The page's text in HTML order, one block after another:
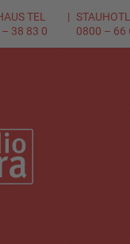
TEL
38 83 0
0800 – 66